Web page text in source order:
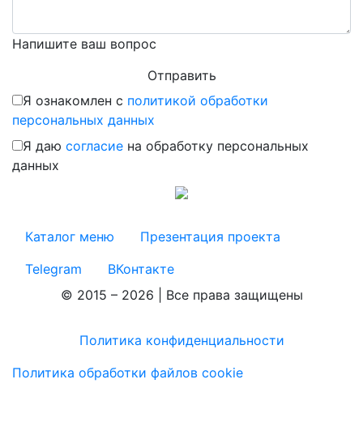
Напишите ваш вопрос
Я ознакомлен с политикой обработки
персональных данных
Я даю согласие на обработку персональных
данных
Каталог меню
Презентация проекта
Telegram
ВКонтакте
© 2015 – 2026 | Все права защищены
Политика конфиденциальности
Политика обработки файлов cookie